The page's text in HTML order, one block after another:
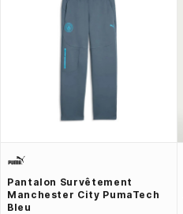
Pantalon Survêtement
Manchester City PumaTech
Bleu